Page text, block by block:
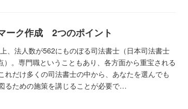
ーク作成 2つのポイント
、法人数が562にものぼる司法書士（日本司法書士
。専門職ということもあり、各方面から重宝される
れだけ多くの司法書士の中から、あなたを選んでも
るための施策を講じることが必要で…